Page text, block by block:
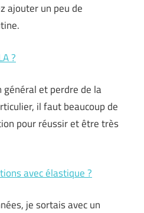
ajouter un peu de
?
général et perdre de la
il faut beaucoup de
pour réussir et être très
avec élastique ?
je sortais avec un